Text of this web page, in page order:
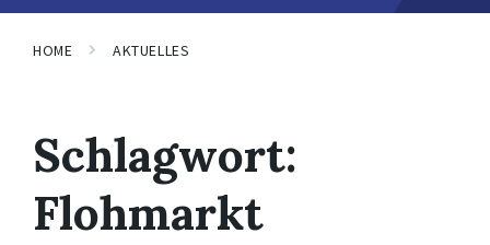
HOME AKTUELLES
Schlagwort:
Flohmarkt